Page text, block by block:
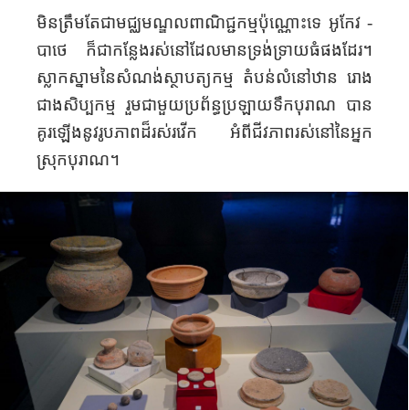
មិនត្រឹមតែជាមជ្ឈមណ្ឌលពាណិជ្ជកម្មប៉ុណ្ណោះទេ អូកែវ -
បាថេ ក៏ជាកន្លែងរស់នៅដែលមានទ្រង់ទ្រាយធំផងដែរ។
ស្លាកស្នាមនៃសំណង់ស្ថាបត្យកម្ម តំបន់លំនៅឋាន​ រោង
ជាងសិប្បកម្ម រួមជាមួយប្រព័ន្ធប្រឡាយទឹកបុរាណ បាន
គូរឡើងនូវរូបភាពដ៏រស់រវើក អំពីជីវភាពរស់នៅនៃ​អ្នក
ស្រុកបុរាណ។